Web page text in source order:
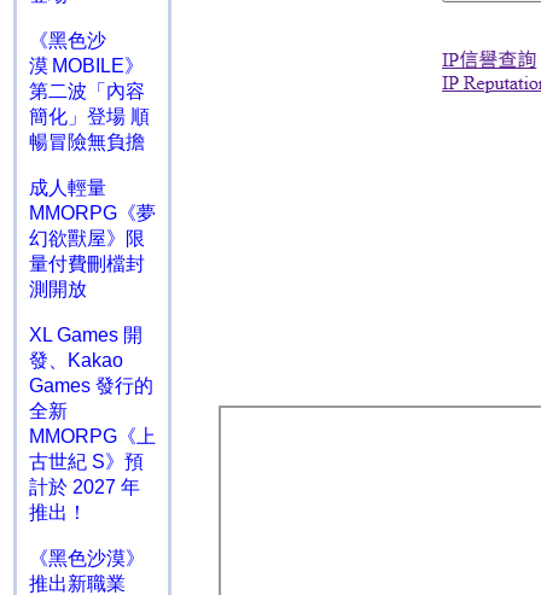
《黑色沙
漠 MOBILE》
第二波「內容
簡化」登場 順
暢冒險無負擔
成人輕量
MMORPG《夢
幻欲獸屋》限
量付費刪檔封
測開放
XL Games 開
發、Kakao
Games 發行的
全新
MMORPG《上
古世紀 S》預
計於 2027 年
推出！
《黑色沙漠》
推出新職業